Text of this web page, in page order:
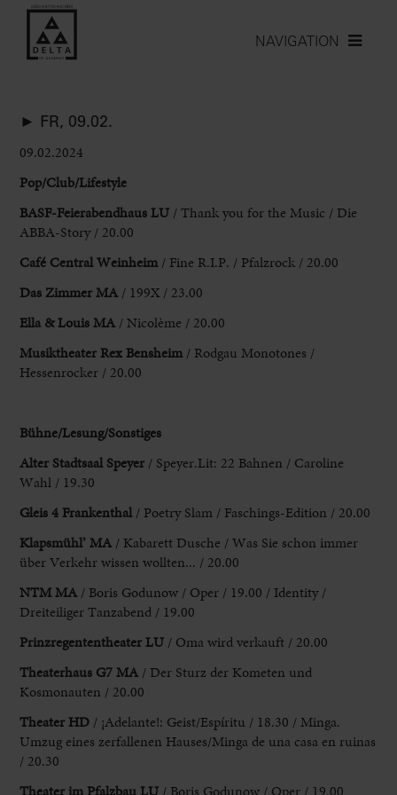
NAVIGATION
► FR, 09.02.
09.02.2024
Pop/Club/Lifestyle
BASF-Feierabendhaus LU / Thank you for the Music / Die
ABBA-Story/ 20.00
Café Central Weinheim / Fine R.I.P. / Pfalzrock / 20.00
Das Zimmer MA / 199X / 23.00
Ella & Louis MA / Nicolème / 20.00
Musiktheater Rex Bensheim / Rodgau Monotones /
Hessenrocker / 20.00
Bühne/Lesung/Sonstiges
Alter Stadtsaal Speyer / Speyer.Lit: 22 Bahnen / Caroline
Wahl / 19.30
Gleis 4 Frankenthal / Poetry Slam / Faschings-Edition / 20.00
Klapsmühl’ MA / Kabarett Dusche / Was Sie schon immer
über Verkehr wissen wollten... / 20.00
NTM MA / Boris Godunow / Oper / 19.00 / Identity /
Dreiteiliger Tanzabend / 19.00
Prinzregententheater LU / Oma wird verkauft / 20.00
Theaterhaus G7 MA / Der Sturz der Kometen und
Kosmonauten / 20.00
Theater HD / ¡Adelante!: Geist/Espíritu / 18.30 / Minga.
Umzug eines zerfallenen Hauses/Minga de una casa en ruinas
/ 20.30